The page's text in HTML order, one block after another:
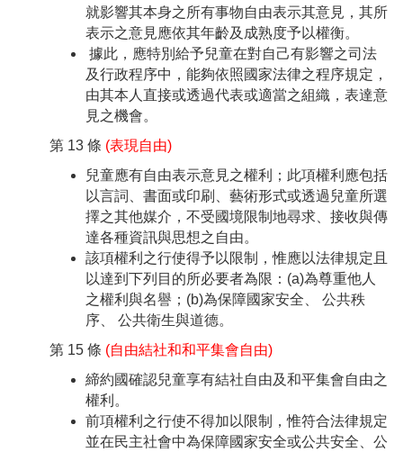
就影響其本身之所有事物自由表示其意見，其所
表示之意見應依其年齡及成熟度予以權衡。
據此，應特別給予兒童在對自己有影響之司法
及行政程序中，能夠依照國家法律之程序規定，
由其本人直接或透過代表或適當之組織，表達意
見之機會。
第 13 條 (表現自由)
兒童應有自由表示意見之權利；此項權利應包括
以言詞、書面或印刷、藝術形式或透過兒童所選
擇之其他媒介，不受國境限制地尋求、接收與傳
達各種資訊與思想之自由。
該項權利之行使得予以限制，惟應以法律規定且
以達到下列目的所必要者為限：(a)為尊重他人
之權利與名譽；(b)為保障國家安全、 公共秩
序、 公共衛生與道德。
第 15 條 (自由結社和和平集會自由)
締約國確認兒童享有結社自由及和平集會自由之
權利。
前項權利之行使不得加以限制，惟符合法律規定
並在民主社會中為保障國家安全或公共安全、公